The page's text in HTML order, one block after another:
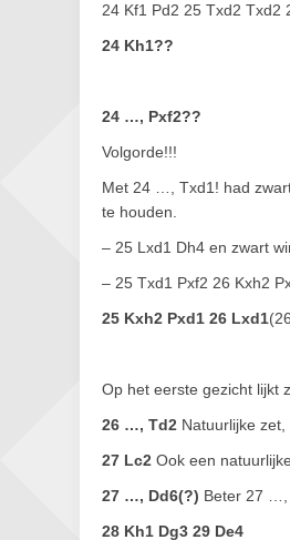
24 Kf1 Pd2 25 Txd2 Txd2
24 Kh1??
24 …, Pxf2??
Volgorde!!!
Met 24 …, Txd1! had
te houden.
– 25 Lxd1 Dh4 en zwart
– 25 Txd1 Pxf2 26 Kxh2
25 Kxh2 Pxd1 26 Lxd1
Op het eerste gezicht lijkt
26 …, Td2 Natuurlijke
27 Lc2 Ook een
27 …, Dd6(?) Beter 27 …,
28 Kh1 Dg3 29 De4